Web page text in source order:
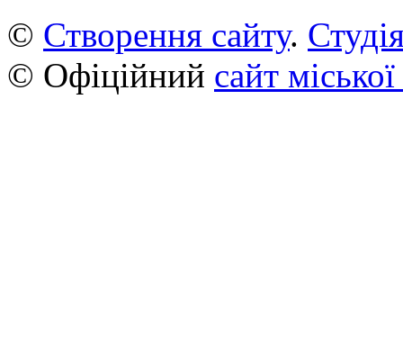
© Створення сайту.
© Офіційний сайт